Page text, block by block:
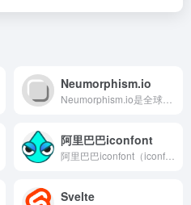
Neumorphism.io
阿里巴巴iconfont
Svelte